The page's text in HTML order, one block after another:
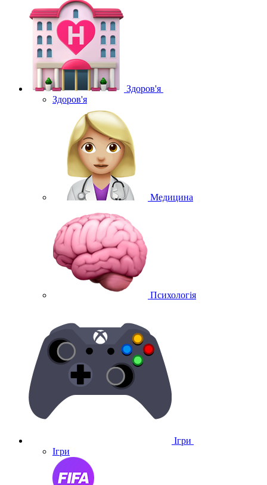
Здоров'я
Здоров'я
Медицина
Психологія
Ігри
Ігри